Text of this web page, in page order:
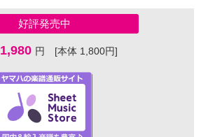
好評発売中
1,980 円 [本体 1,800円]